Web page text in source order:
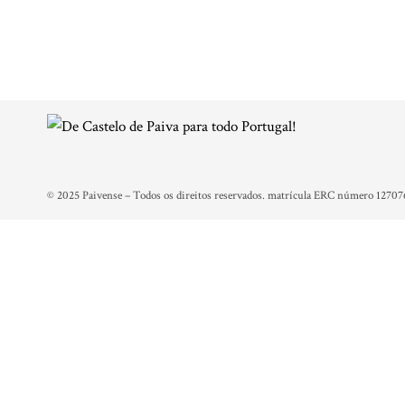
© 2025 Paivense – Todos os direitos reservados. matrícula ERC número